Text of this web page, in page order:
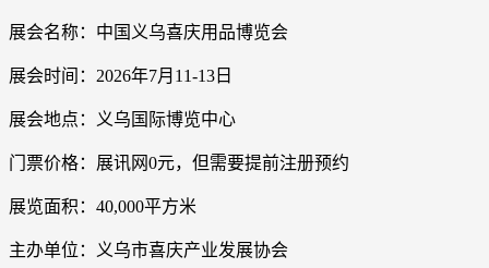
展会名称：中国义乌喜庆用品博览会
展会时间：2026年7月11-13日
展会地点：义乌国际博览中心
门票价格：展讯网0元，但需要提前注册预约
展览面积：40,000平方米
主办单位：义乌市喜庆产业发展协会